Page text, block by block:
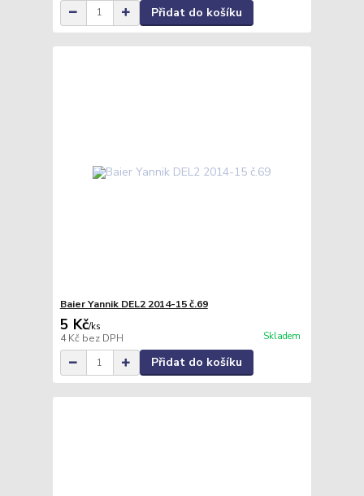
Přidat do košíku
Baier Yannik DEL2 2014-15 č.69
5 Kč/ks
4 Kč bez DPH Skladem
Přidat do košíku